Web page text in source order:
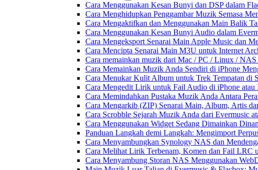
Cara Menggunakan Kesan Bunyi dan DSP dalam
Cara Menghidupkan Penggambar Muzik Semasa
Cara Mengaktifkan dan Menggunakan Main Balik
Cara Menggunakan Kesan Bunyi Audio dalam
Cara Mengeksport Senarai Main Apple Music dan
Cara Mencipta Senarai Main M3U untuk Internet
Cara memainkan muzik dari Mac / PC / Linux /
Cara Memainkan Muzik Anda Sendiri di iPhone
Cara Menukar Kulit Album untuk Trek Tempatan
Cara Mengedit Lirik untuk Fail Audio di iPhone
Cara Memindahkan Pustaka Muzik Anda Antara
Cara Mengarkib (ZIP) Senarai Main, Album, Artis
Cara Scrobble Sejarah Muzik Anda dari Evermusic
Cara Menggunakan Widget Sedang Dimainkan
Panduan Langkah demi Langkah: Mengimport
Cara Menyambungkan Synology NAS dan
Cara Melihat Lirik Terbenam, Komen dan Fail LRC
Cara Menyambung Storan NAS Menggunakan